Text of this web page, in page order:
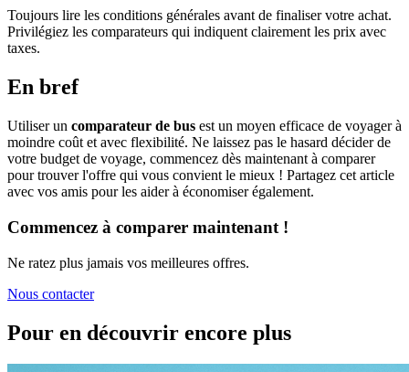
Toujours lire les conditions générales avant de finaliser votre achat.
Privilégiez les comparateurs qui indiquent clairement les prix avec
taxes.
En bref
Utiliser un comparateur de bus est un moyen efficace de voyager à
moindre coût et avec flexibilité. Ne laissez pas le hasard décider de
votre budget de voyage, commencez dès maintenant à comparer
pour trouver l'offre qui vous convient le mieux ! Partagez cet article
avec vos amis pour les aider à économiser également.
Commencez à comparer maintenant !
Ne ratez plus jamais vos meilleures offres.
Nous contacter
Pour en découvrir encore plus